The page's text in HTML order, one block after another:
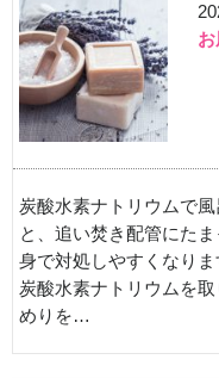
炭酸水素ナトリウムで
と、追い焚き配管にた
身で対処しやすくなりま
炭酸水素ナトリウムを
めりを…